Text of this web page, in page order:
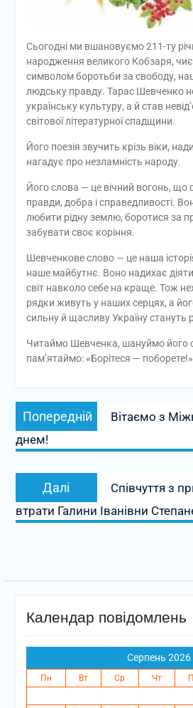
Сьогодні ми вшановуємо 211-ту
народження великого Кобзаря,
символом боротьби за свободу,
людську правду. Тарас Шевченко
українську культуру, а й став
світової літературної спадщини.
Його поезія звучить крізь віки,
нагадує про незламність народу.
Його слова — це вічний вогонь, що
правди, добра і справедливості.
любити рідну землю, боротися за
забувати своє коріння.
Шевченкове слово — це наша
наше майбутнє. Воно надихає
світ навколо себе на краще. Тож
рядки живуть у наших серцях, а
сильну й щасливу Україну стануть
Читаймо Шевченка, шануймо його
пам’ятаймо: «Борітеся — поборете!»
Навігація
записів
Попередній
Попередній
запис:
Вітаємо з
днем!
Далі
Наступний
запис:
Співчуття з
втрати Галини Іванівни
Календар повідомлень
Серпень 2026
Пн Вт Ср Чт